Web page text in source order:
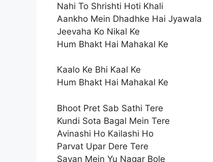
Nahi To Shrishti Hoti Khali
Aankho Mein Dhadhke Hai Jyawala
Jeevaha Ko Nikal Ke
Hum Bhakt Hai Mahakal Ke
Kaalo Ke Bhi Kaal Ke
Hum Bhakt Hai Mahakal Ke
Bhoot Pret Sab Sathi Tere
Kundi Sota Bagal Mein Tere
Avinashi Ho Kailashi Ho
Parvat Upar Dere Tere
Savan Mein Yu Nagar Bole